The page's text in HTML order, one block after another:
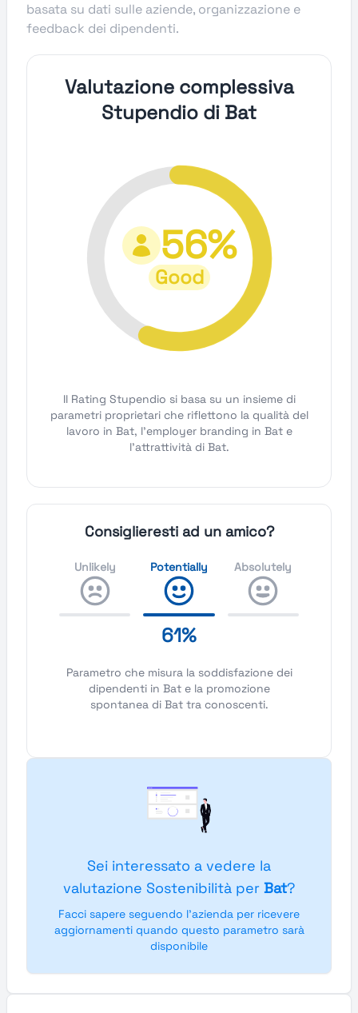
basata su dati sulle aziende, organizzazione e
feedback dei dipendenti.
Valutazione complessiva
Stupendio di Bat
56%
Good
Il Rating Stupendio si basa su un insieme di
parametri proprietari che riflettono la qualità del
lavoro in Bat, l'employer branding in Bat e
l'attrattività di Bat.
Consiglieresti ad un amico?
Unlikely Potentially
61%
Absolutely
Parametro che misura la soddisfazione dei
dipendenti in Bat e la promozione
spontanea di Bat tra conoscenti.
Sei interessato a vedere la
valutazione Sostenibilità per Bat?
Facci sapere seguendo l'azienda per ricevere
aggiornamenti quando questo parametro sarà
disponibile